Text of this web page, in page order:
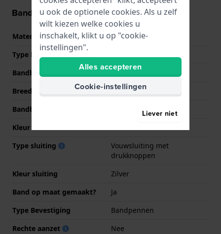
Band informatie
Materiaal Band
Roestvrij staal
Type band
Bandbreedte
21 mm
Breedte bandaanzet
12 mm
Bandbreedte bij sluiting
Kleur Band
Type sluiting
Vouwsluiting met
drukknoppen
Kleur sluiting
Zilver
Band op maat gemaakt?
Ja
Type Bevestiging
Bandpennen
Rechte aanzet
Nee
u ook de optionele cookies. Als u zelf
wilt kiezen welke cookies u
inschakelt, klikt u op "cookie-
instellingen".
Alles accepteren
Cookie-instellingen
Liever niet